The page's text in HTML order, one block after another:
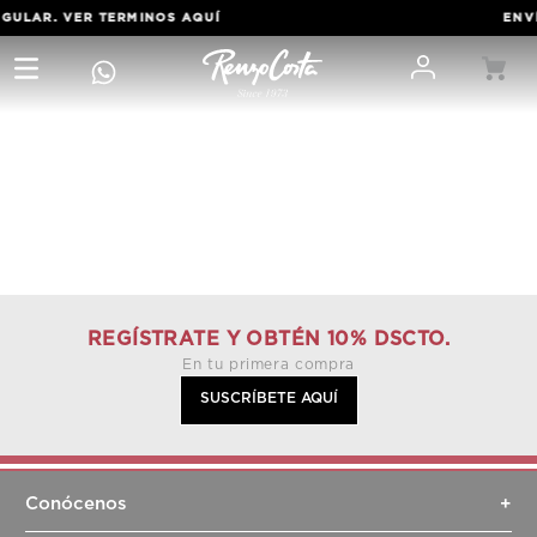
VER TERMINOSAQUÍ
REGÍSTRATE Y OBTÉN 10% DSCTO.
En tu primera compra
SUSCRÍBETE AQUÍ
Conócenos +
Sobre nosotros